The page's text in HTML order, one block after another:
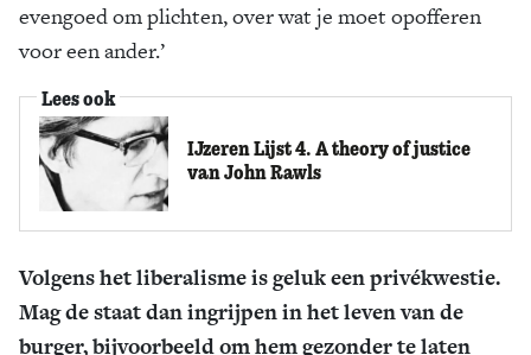
evengoed om plichten, over wat je moet opofferen
voor een ander.’
Lees ook
IJzeren Lijst 4. A theory of justice
van John Rawls
Volgens het liberalisme is geluk een privékwestie.
Mag de staat dan ingrijpen in het leven van de
burger, bijvoorbeeld om hem gezonder te laten